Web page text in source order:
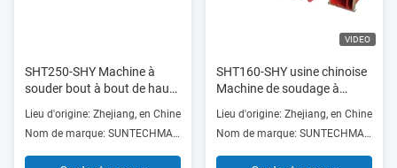
SHT250-SHY Machine à
souder bout à bout de haute
qualité, vidéo d'assemblage
par fusion bout à bout de
qualité supérieure pour les
ateliers de réparation de
Lieu d'origine: Zhejiang, en Chine
Nom de marque: SUNTECHMACH
VIDEO
SHT160-SHY usine chinoise
Machine de soudage à
boutons de qualité
supérieure fusion de
boutons pour magasins de
matériaux de construction
Lieu d'origine: Zhejiang, en Chine
Nom de marque: SUNTECHMACH